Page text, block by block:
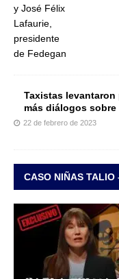
Taxistas
más diálogos
22 de febrero de 2023
CASO NIÑAS TALIO